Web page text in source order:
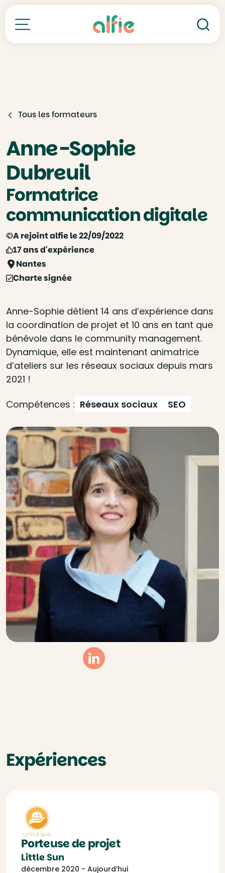
Toutes nos formations
Tous les formateurs
Anne-Sophie
Dubreuil
Formatrice
communication digitale
A rejoint alfie le 22/09/2022
17 ans d'expérience
Nantes
Charte signée
Anne-Sophie détient 14 ans d’expérience dans
la coordination de projet et 10 ans en tant que
bénévole dans le community management.
Dynamique, elle est maintenant animatrice
d’ateliers sur les réseaux sociaux depuis mars
2021 !
Compétences : Réseaux sociaux SEO
Linkedin
Expériences
Porteuse de projet
Little Sun
décembre 2020 - Aujourd’hui